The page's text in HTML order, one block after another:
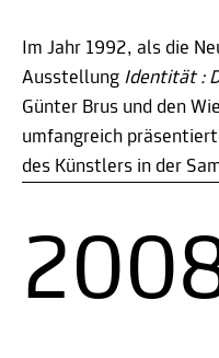
Im Jahr 1992, als die
Ausstellung Identität :
Günter Brus und den
umfangreich
des Künstlers in der